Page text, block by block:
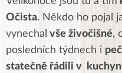
Očista. Někdo ho pojal
vynechal vše živočišné,
posledních týdnech i
statečně řádili v